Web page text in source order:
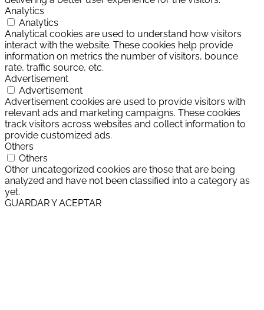
Analytics
Analytics
Analytical cookies are used to understand how visitors
interact with the website. These cookies help provide
information on metrics the number of visitors, bounce
rate, traffic source, etc.
Advertisement
Advertisement
Advertisement cookies are used to provide visitors with
relevant ads and marketing campaigns. These cookies
track visitors across websites and collect information to
provide customized ads.
Others
Others
Other uncategorized cookies are those that are being
analyzed and have not been classified into a category as
yet.
GUARDAR Y ACEPTAR